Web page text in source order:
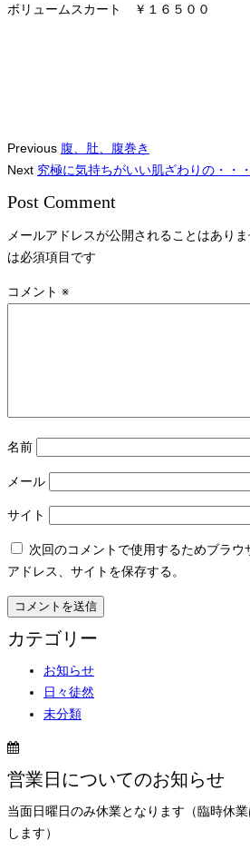
ボリュームスカート ￥１６５００
Previous 腹、肚、腹巻き
Next 究極に気持ちがいい肌ざわりの・・・
Post Comment
メールアドレスが公開されることはありま
は必須項目です
コメント ※
名前
メール
サイト
次回のコメントで使用するためブラ
アドレス、サイトを保存する。
カテゴリー
お知らせ
日々徒然
未分類
営業日についてのお知らせ
当面日曜日のみ休業となります（臨時休
します）